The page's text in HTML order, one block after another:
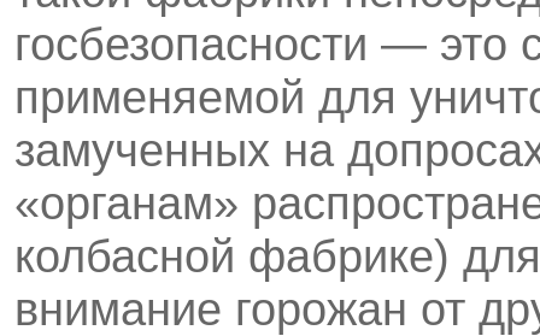
госбезопасности — это
применяемой для
замученных на
«органам»
колбасной фабрике)
внимание горожан от